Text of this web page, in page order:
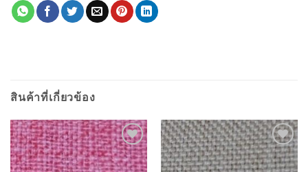
สินค้าที่เกี่ยวข้อง